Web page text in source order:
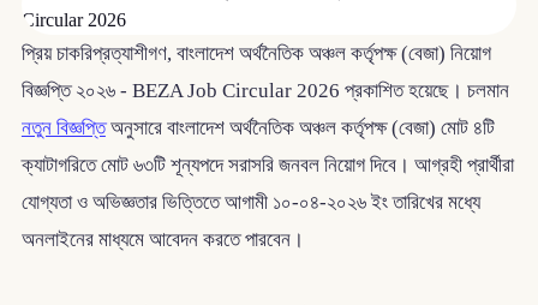
প্রিয় চাকরিপ্রত্যাশীগণ, বাংলাদেশ অর্থনৈতিক অঞ্চল কর্তৃপক্ষ (বেজা) নিয়োগ
বিজ্ঞপ্তি ২০২৬ - BEZA Job Circular 2026 প্রকাশিত হয়েছে। চলমান
নতুন বিজ্ঞপ্তিঅনুসারে বাংলাদেশ অর্থনৈতিক অঞ্চল কর্তৃপক্ষ (বেজা) মোট ৪টি
ক্যাটাগরিতে মোট ৬৩টি শূন্যপদে সরাসরি জনবল নিয়োগ দিবে। আগ্রহী প্রার্থীরা
যোগ্যতা ও অভিজ্ঞতার ভিত্তিতে আগামী ১০-০৪-২০২৬ ইং তারিখের মধ্যে
অনলাইনের মাধ্যমে আবেদন করতে পারবেন।